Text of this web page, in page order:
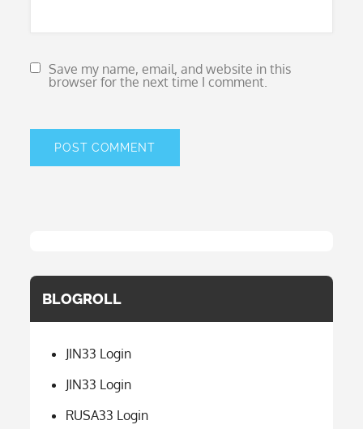
Save my name, email, and website in this
browser for the next time I comment.
BLOGROLL
JIN33 Login
JIN33 Login
RUSA33 Login